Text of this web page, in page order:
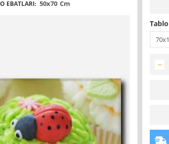
EBATLARI: 50x70 Cm
−